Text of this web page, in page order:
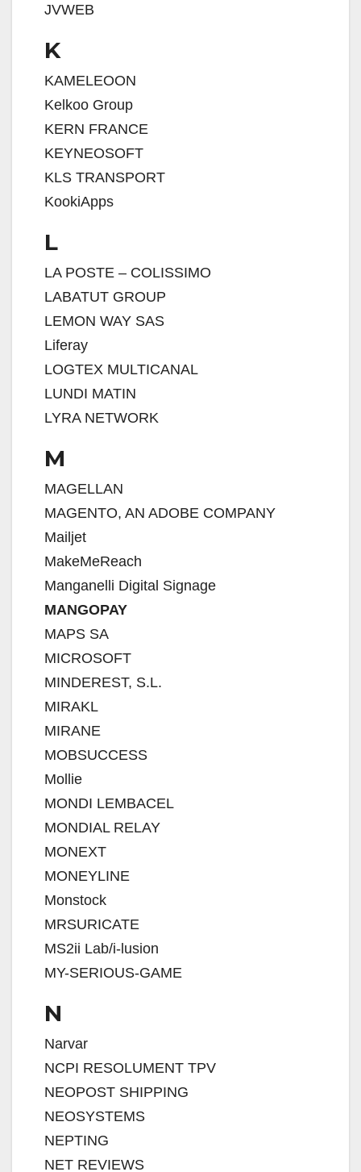
JVWEB
K
KAMELEOON
Kelkoo Group
KERN FRANCE
KEYNEOSOFT
KLS TRANSPORT
KookiApps
L
LA POSTE – COLISSIMO
LABATUT GROUP
LEMON WAY SAS
Liferay
LOGTEX MULTICANAL
LUNDI MATIN
LYRA NETWORK
M
MAGELLAN
MAGENTO, AN ADOBE COMPANY
Mailjet
MakeMeReach
Manganelli Digital Signage
MANGOPAY
MAPS SA
MICROSOFT
MINDEREST, S.L.
MIRAKL
MIRANE
MOBSUCCESS
Mollie
MONDI LEMBACEL
MONDIAL RELAY
MONEXT
MONEYLINE
Monstock
MRSURICATE
MS2ii Lab/i-lusion
MY-SERIOUS-GAME
N
Narvar
NCPI RESOLUMENT TPV
NEOPOST SHIPPING
NEOSYSTEMS
NEPTING
NET REVIEWS